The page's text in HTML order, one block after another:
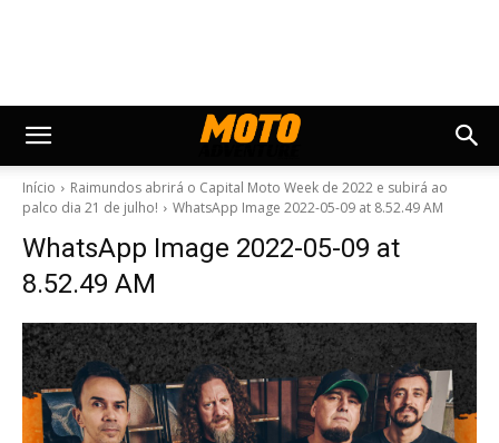
Início
Raimundos abrirá o Capital Moto Week de 2022 e subirá ao
palco dia 21 de julho!
WhatsApp Image 2022-05-09 at 8.52.49 AM
WhatsApp Image 2022-05-09 at
8.52.49 AM